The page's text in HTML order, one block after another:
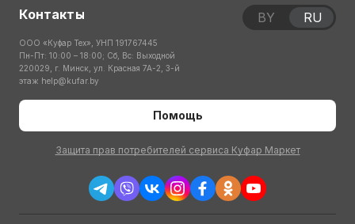
Контакты
ООО «Куфар Тех», УНП 191767445
Пн-Пт: 10:00 – 18:00; Сб, Вс: Выходной
220029, г. Минск, ул. Красная 7А-2, 3-й
этаж help@kufar.by
Помощь
Защита прав потребителей сервиса Куфар Маркет
BY RU